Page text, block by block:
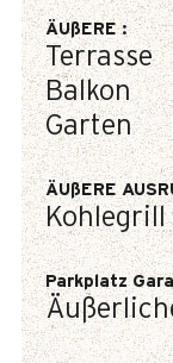
ÄUßERE:
Terrasse
Balkon
Garten
ÄUßERE
Kohlegrill
Parkplatz